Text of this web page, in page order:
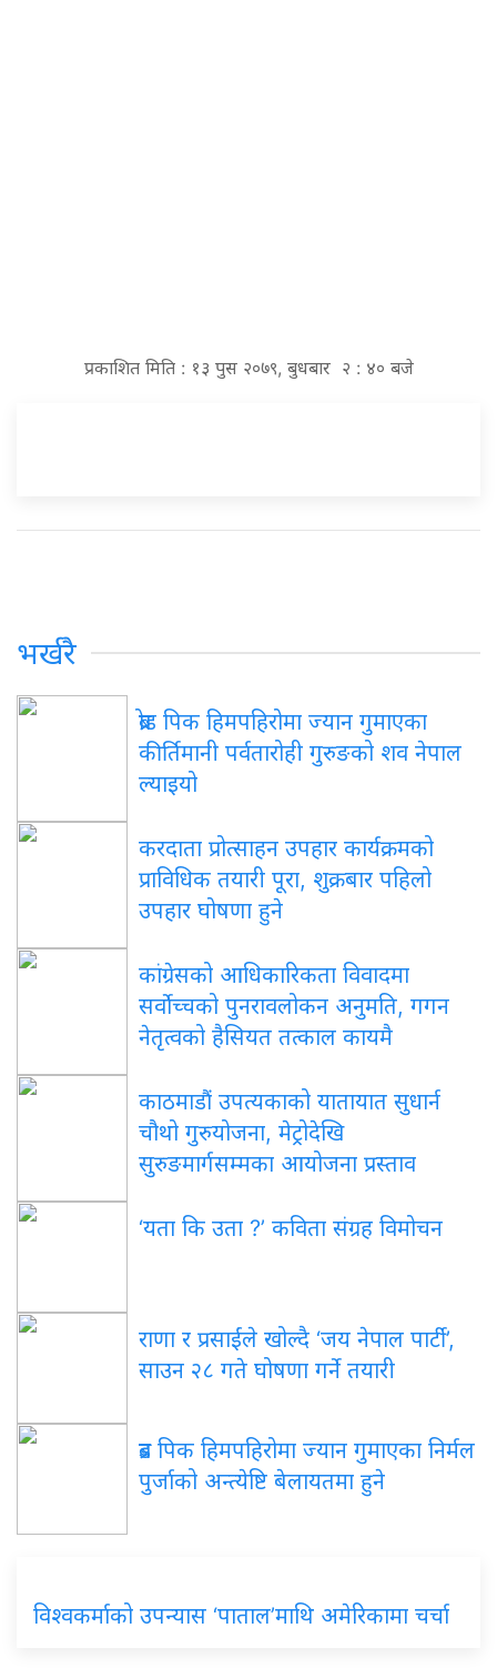
प्रकाशित मिति : १३ पुस २०७९, बुधबार २ : ४० बजे
भर्खरै
ब्रोड पिक हिमपहिरोमा ज्यान गुमाएका
कीर्तिमानी पर्वतारोही गुरुङको शव नेपाल
ल्याइयो
करदाता प्रोत्साहन उपहार कार्यक्रमको
प्राविधिक तयारी पूरा, शुक्रबार पहिलो
उपहार घोषणा हुने
कांग्रेसको आधिकारिकता विवादमा
सर्वोच्चको पुनरावलोकन अनुमति, गगन
नेतृत्वको हैसियत तत्काल कायमै
काठमाडौं उपत्यकाको यातायात सुधार्न
चौथो गुरुयोजना, मेट्रोदेखि
सुरुङमार्गसम्मका आयोजना प्रस्ताव
‘यता कि उता ?’ कविता संग्रह विमोचन
राणा र प्रसाईंले खोल्दै ‘जय नेपाल पार्टी’,
साउन २८ गते घोषणा गर्ने तयारी
ब्रड पिक हिमपहिरोमा ज्यान गुमाएका निर्मल
पुर्जाको अन्त्येष्टि बेलायतमा हुने
विश्वकर्माको उपन्यास ‘पाताल’माथि अमेरिकामा चर्चा